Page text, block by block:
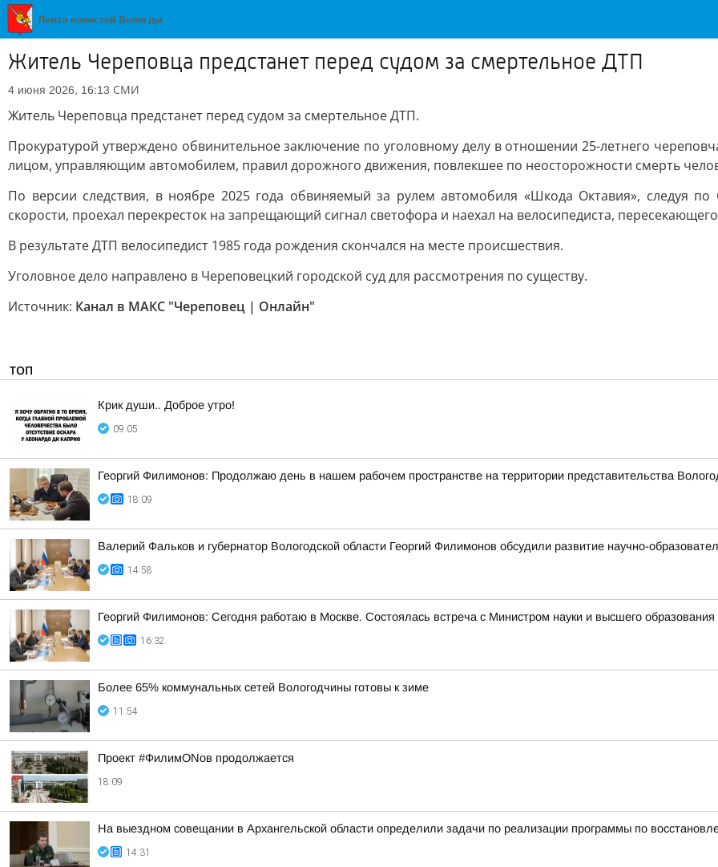
Житель Череповца предстанет перед судом за смертельное ДТП
4 июня 2026, 16:13 СМИ
Житель Череповца предстанет перед судом за смертельное ДТП.
Прокуратурой утверждено обвинительное заключение по уголовному делу в отношении 25-летнего
лицом, управляющим автомобилем, правил дорожного движения, повлекшее по неосторожности смерть
По версии следствия, в ноябре 2025 года обвиняемый за рулем автомобиля «Шкода Октавия», следуя
скорости, проехал перекресток на запрещающий сигнал светофора и наехал на велосипедиста,
В результате ДТП велосипедист 1985 года рождения скончался на месте происшествия.
Уголовное дело направлено в Череповецкий городской суд для рассмотрения по существу.
Источник: Канал в МАКС "Череповец | Онлайн"
ТОП
Крик души.. Доброе утро!
09:05
Георгий Филимонов: Продолжаю день в нашем рабочем пространстве на территории представительства
18:09
Валерий Фальков и губернатор Вологодской области Георгий Филимонов обсудили развитие научно-
14:58
Георгий Филимонов: Сегодня работаю в Москве. Состоялась встреча с Министром науки и высшего
16:32
Более 65% коммунальных сетей Вологодчины готовы к зиме
11:54
Проект #ФилимONов продолжается
18:09
На выездном совещании в Архангельской области определили задачи по реализации программы по
14:31